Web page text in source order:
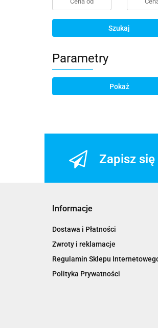
Szukaj
Parametry
Pokaż
Zapisz
Informacje
Dostawa i Płatności
Zwroty i reklamacje
Regulamin Sklepu
Polityka Prywatności